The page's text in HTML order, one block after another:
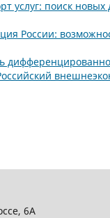
услуг: поиск
России:
6А